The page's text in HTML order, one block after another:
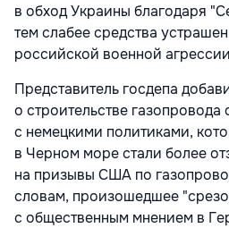
в обход Украины благодаря
тем слабее средства
российской военной
Представитель госдепа
о строительстве газопровода
с немецкими политиками,
в Черном море стали более
на призывы США по
словам, произошедшее
с общественным мнением в